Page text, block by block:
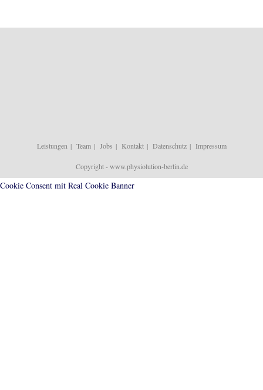
Leistungen Team Jobs Kontakt Datenschutz Impressum
Copyright - www.physiolution-berlin.de
Cookie Consent mit Real Cookie Banner